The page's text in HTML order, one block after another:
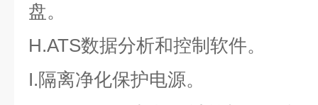
盘。
H.ATS数据分析和控制软件。
I.隔离净化保护电源。